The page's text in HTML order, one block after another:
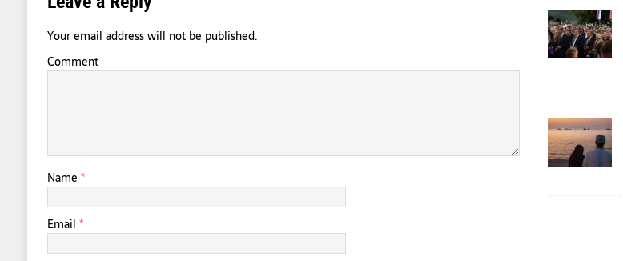
Your email address will not be published.
Comment
Name *
Email *